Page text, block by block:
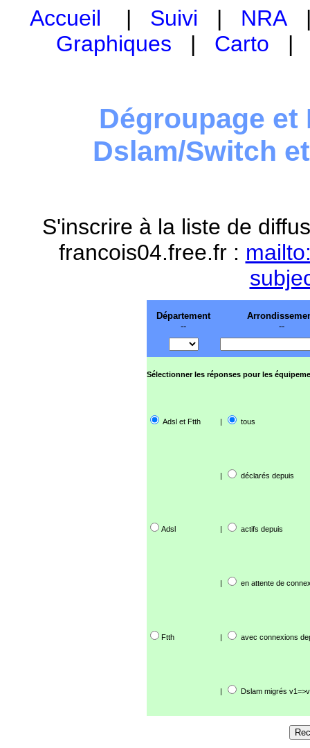
Accueil | Suivi | NRA
Graphiques | Carto
Dégroupage et
Dslam/Switch
S'inscrire à la liste de
francois04.free.fr :
Département
--
--
Sélectionner les réponses pour les
Adsl et Ftth | tous
| déclarés depuis
Adsl | actifs depuis
| en attente de
Ftth | avec connexions
| Dslam migrés